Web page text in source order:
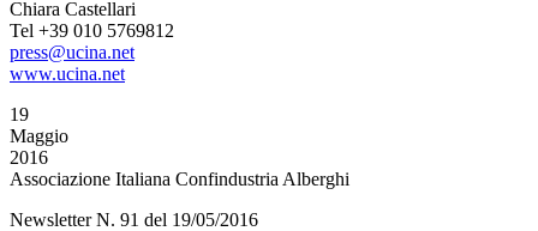
Chiara Castellari
Tel +39 010 5769812
press@ucina.net
www.ucina.net
19
Maggio
2016
Associazione Italiana Confindustria Alberghi
Newsletter N. 91 del 19/05/2016